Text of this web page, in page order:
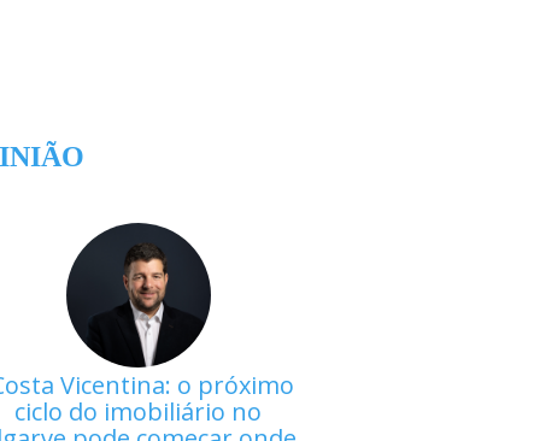
Vicentina: o próximo
ciclo do imobiliário no